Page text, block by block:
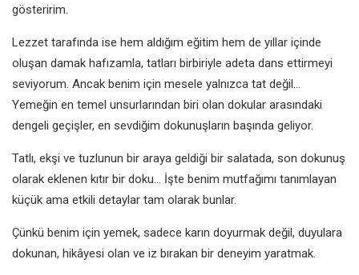
gösteririm.
Lezzet tarafında ise hem aldığım eğitim hem de yıllar içinde
oluşan damak hafızamla, tatları birbiriyle adeta dans ettirmeyi
seviyorum. Ancak benim için mesele yalnızca tat değil…
Yemeğin en temel unsurlarından biri olan dokular arasındaki
dengeli geçişler, en sevdiğim dokunuşların başında geliyor.
Tatlı, ekşi ve tuzlunun bir araya geldiği bir salatada, son dokunuş
olarak eklenen kıtır bir doku… İşte benim mutfağımı tanımlayan
küçük ama etkili detaylar tam olarak bunlar.
Çünkü benim için yemek, sadece karın doyurmak değil, duyulara
dokunan, hikâyesi olan ve iz bırakan bir deneyim yaratmak.